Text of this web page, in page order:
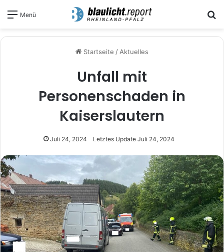
Menü
Startseite / Aktuelles
Unfall mit
Personenschaden in
Kaiserslautern
Juli 24, 2024 Letztes Update Juli 24, 2024